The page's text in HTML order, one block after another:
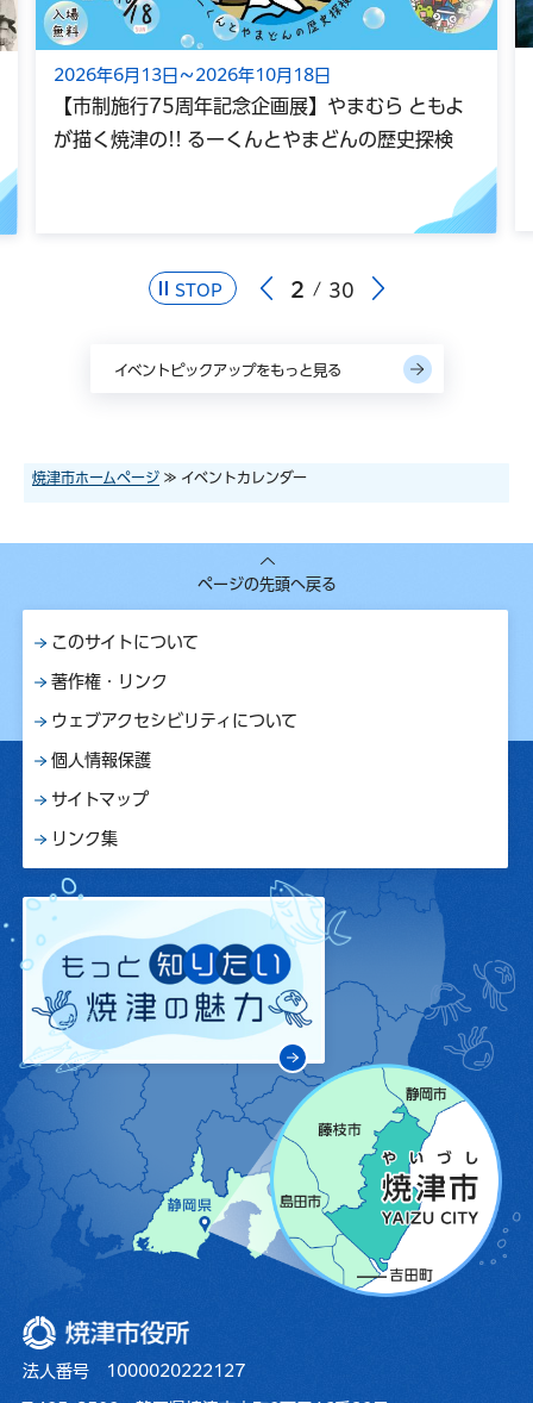
STOP 2 30
2026年6月13日～2026年10月18日
【市制施行75周年記念企画展】やまむら ともよ
が描く焼津の!! るーくんとやまどんの歴史探検
イベントピックアップをもっと見る
焼津市ホームページ ≫ イベントカレンダー
ページの先頭へ戻る
このサイトについて
著作権・リンク
ウェブアクセシビリティについて
個人情報保護
サイトマップ
リンク集
焼津市役所
法人番号 1000020222127